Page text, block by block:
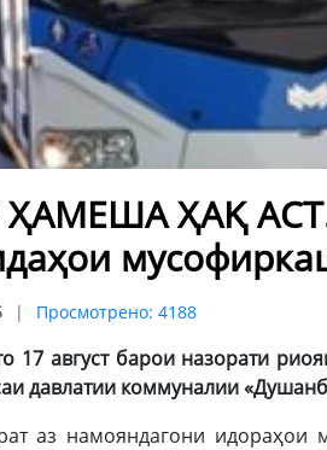
ҲАҚ АСТ.
Просмотрено: 4188
17 август барои назорати
давлатии коммуналии
аз намояндагони идораҳои